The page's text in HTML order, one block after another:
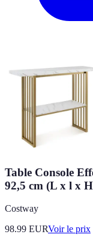
Table Console
92,5 cm (L x l x
Costway
98.99 EURVoir le prix